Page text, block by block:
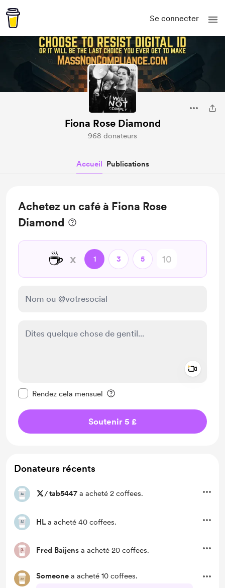
Se connecter
Fiona Rose Diamond
968 donateurs
Accueil Publications
Achetez un café à Fiona Rose
Diamond
☕ x 1 3 5
Rendez cela mensuel
Soutenir 5 £
Donateurs récents
/tab5447 a acheté 2 coffees.
HL a acheté 40 coffees.
Fred Baijens a acheté 20 coffees.
Someone a acheté 10 coffees.